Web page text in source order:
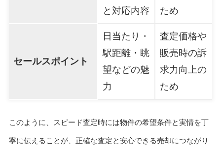
と対応内容
ため
セールスポイント
日当たり・
駅距離・眺
望などの魅
力
査定価格や
販売時の訴
求力向上の
ため
このように、スピード査定時には物件の希望条件と実情を丁
寧に伝えることが、正確な査定と安心できる売却につながり